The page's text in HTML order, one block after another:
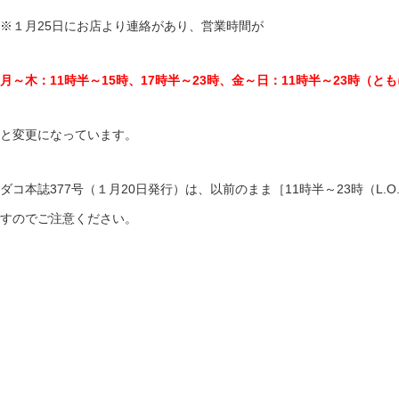
※１月25日にお店より連絡があり、営業時間が
月～木：11時半～15時、17時半～23時、金～日：11時半～23時（と
と変更になっています。
ダコ本誌377号（１月20日発行）は、以前のまま［11時半～23時（
すのでご注意ください。